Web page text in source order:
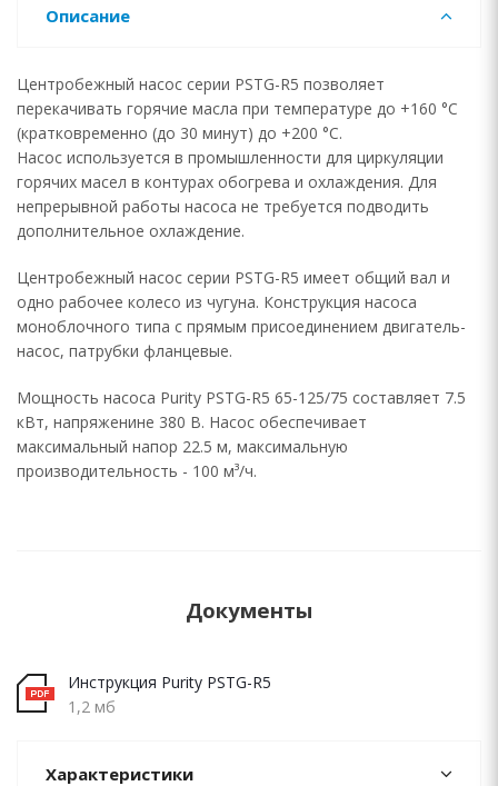
Описание
Центробежный насос серии PSTG-R5 позволяет
перекачивать горячие масла при температуре до +160 °C
(кратковременно (до 30 минут) до +200 °C.
Насос используется в промышленности для циркуляции
горячих масел в контурах обогрева и охлаждения. Для
непрерывной работы насоса не требуется подводить
дополнительное охлаждение.
Центробежный насос серии PSTG-R5 имеет общий вал и
одно рабочее колесо из чугуна. Конструкция насоса
моноблочного типа с прямым присоединением двигатель-
насос, патрубки фланцевые.
Мощность насоса Purity PSTG-R5 65-125/75 составляет 7.5
кВт, напряженине 380 В. Насос обеспечивает
максимальный напор 22.5 м, максимальную
производительность - 100 м³/ч.
Документы
Инструкция Purity PSTG-R5
1,2 мб
Характеристики